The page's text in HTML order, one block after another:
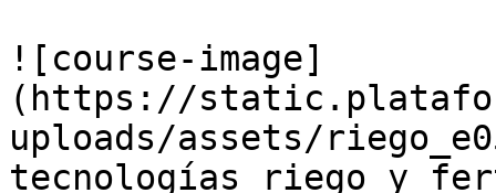
![course-image]
(https://
uploads/assets/
tecnologías riego y